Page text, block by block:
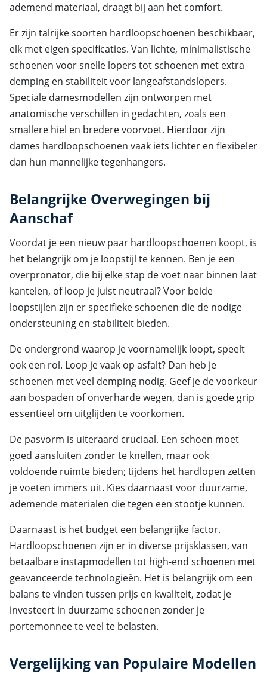
ademend materiaal, draagt bij aan het comfort.
Er zijn talrijke soorten hardloopschoenen beschikbaar,
elk met eigen specificaties. Van lichte, minimalistische
schoenen voor snelle lopers tot schoenen met extra
demping en stabiliteit voor langeafstandslopers.
Speciale damesmodellen zijn ontworpen met
anatomische verschillen in gedachten, zoals een
smallere hiel en bredere voorvoet. Hierdoor zijn
dames hardloopschoenen vaak iets lichter en flexibeler
dan hun mannelijke tegenhangers.
Belangrijke Overwegingen bij
Aanschaf
Voordat je een nieuw paar hardloopschoenen koopt, is
het belangrijk om je loopstijl te kennen. Ben je een
overpronator, die bij elke stap de voet naar binnen laat
kantelen, of loop je juist neutraal? Voor beide
loopstijlen zijn er specifieke schoenen die de nodige
ondersteuning en stabiliteit bieden.
De ondergrond waarop je voornamelijk loopt, speelt
ook een rol. Loop je vaak op asfalt? Dan heb je
schoenen met veel demping nodig. Geef je de voorkeur
aan bospaden of onverharde wegen, dan is goede grip
essentieel om uitglijden te voorkomen.
De pasvorm is uiteraard cruciaal. Een schoen moet
goed aansluiten zonder te knellen, maar ook
voldoende ruimte bieden; tijdens het hardlopen zetten
je voeten immers uit. Kies daarnaast voor duurzame,
ademende materialen die tegen een stootje kunnen.
Daarnaast is het budget een belangrijke factor.
Hardloopschoenen zijn er in diverse prijsklassen, van
betaalbare instapmodellen tot high-end schoenen met
geavanceerde technologieën. Het is belangrijk om een
balans te vinden tussen prijs en kwaliteit, zodat je
investeert in duurzame schoenen zonder je
portemonnee te veel te belasten.
Vergelijking van Populaire Modellen